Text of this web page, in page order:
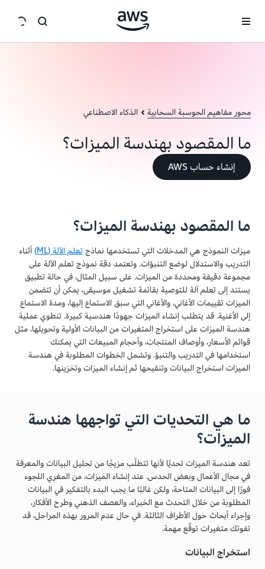
محور مفاهيم الحوسبة السحابية الذكاء الاصطناعي
ما المقصود بهندسة الميزات؟
إنشاء حساب AWS
ما المقصود بهندسة الميزات؟
ميزات النموذج هي المدخلات التي تستخدمها نماذجتعلم الآلة (ML)
أثناء
التدريب والاستدلال لوضع التنبؤات. وتعتمد دقة نموذج تعلم الآلة على
مجموعة دقيقة ومحددة من الميزات. على سبيل المثال، في حالة تطبيق
يستند إلى تعلم آلة للتوصية بقائمة تشغيل موسيقى، يمكن أن تتضمن
الميزات تقييمات الأغاني، والأغاني التي سبق الاستماع إليها، ومدة الاستماع
إلى الأغنية. قد يتطلب إنشاء الميزات جهودًا هندسية كبيرة. تنطوي عملية
هندسة الميزات على استخراج المتغيرات من البيانات الأولية وتحويلها، مثل
قوائم الأسعار، وأوصاف المنتجات، وأحجام المبيعات التي يمكنك
استخدامها في التدريب والتنبؤ. وتشمل الخطوات المطلوبة في هندسة
الميزات استخراج البيانات وتنقيحها ثم إنشاء الميزات وتخزينها.
ما هي التحديات التي تواجهها هندسة
الميزات؟
تعد هندسة الميزات تحديًا لأنها تتطلّب مزيجًا من تحليل البيانات والمعرفة
في مجال الأعمال وبعض الحدس. عند إنشاء الميزات، من المغري اللجوء
فورًا إلى البيانات المتاحة، ولكن غالبًا ما يجب البدء بالتفكير في البيانات
المطلوبة من خلال التحدث مع الخبراء، والعصف الذهني وطرح الأفكار،
وإجراء أبحاث حول الأطراف الثالثة. في حال عدم المرور بهذه المراحل، قد
تفوتك متغيرات توقّع مهمة.
استخراج البيانات